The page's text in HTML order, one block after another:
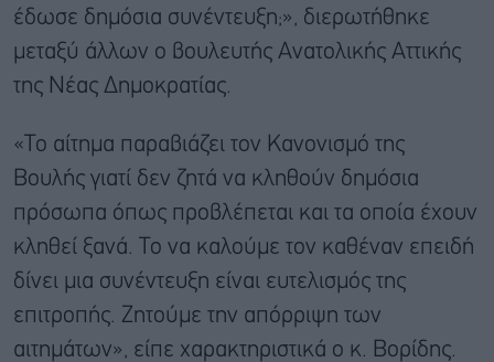
έδωσε δημόσια συνέντευξη;», διερωτήθηκε
μεταξύ άλλων ο βουλευτής Ανατολικής Αττικής
της Νέας Δημοκρατίας.
«Το αίτημα παραβιάζει τον Κανονισμό της
Βουλής γιατί δεν ζητά να κληθούν δημόσια
πρόσωπα όπως προβλέπεται και τα οποία έχουν
κληθεί ξανά. Το να καλούμε τον καθέναν επειδή
δίνει μια συνέντευξη είναι ευτελισμός της
επιτροπής. Ζητούμε την απόρριψη των
αιτημάτων», είπε χαρακτηριστικά ο κ. Βορίδης.